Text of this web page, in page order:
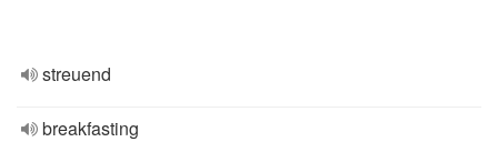
streuend
breakfasting